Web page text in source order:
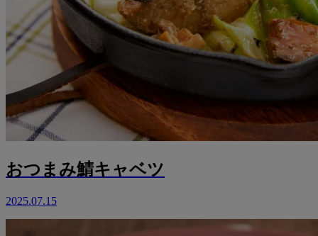
おつまみ鯖キャベツ
2025.07.15